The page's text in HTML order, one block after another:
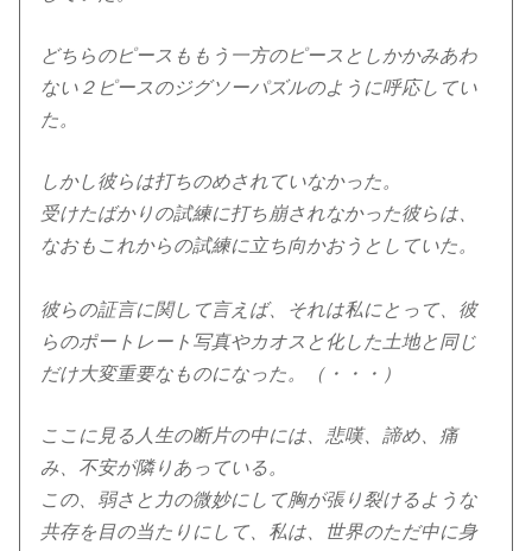
どちらのピースももう一方のピースとしかかみあわ
ない２ピースのジグソーパズルのように呼応してい
た。
しかし彼らは打ちのめされていなかった。
受けたばかりの試練に打ち崩されなかった彼らは、
なおもこれからの試練に立ち向かおうとしていた。
彼らの証言に関して言えば、それは私にとって、彼
らのポートレート写真やカオスと化した土地と同じ
だけ大変重要なものになった。（・・・）
ここに見る人生の断片の中には、悲嘆、諦め、痛
み、不安が隣りあっている。
この、弱さと力の微妙にして胸が張り裂けるような
共存を目の当たりにして、私は、世界のただ中に身